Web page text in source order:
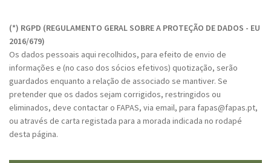
A
P
C
H
A
(*) RGPD (REGULAMENTO GERAL SOBRE A PROTEÇÃO DE DADOS - EU
2016/679)
Os dados pessoais aqui recolhidos, para efeito de envio de
informações e (no caso dos sócios efetivos) quotização, serão
guardados enquanto a relação de associado se mantiver. Se
pretender que os dados sejam corrigidos, restringidos ou
eliminados, deve contactar o FAPAS, via email, para fapas@fapas.pt,
ou através de carta registada para a morada indicada no rodapé
desta página.